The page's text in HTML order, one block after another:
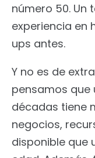
número 50. Un
experiencia en
ups antes.
Y no es de
pensamos que
décadas tiene
negocios,
disponible que